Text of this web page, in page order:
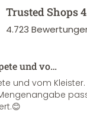
Trusted Shops
4.723
und vo…
und vom Kleister.